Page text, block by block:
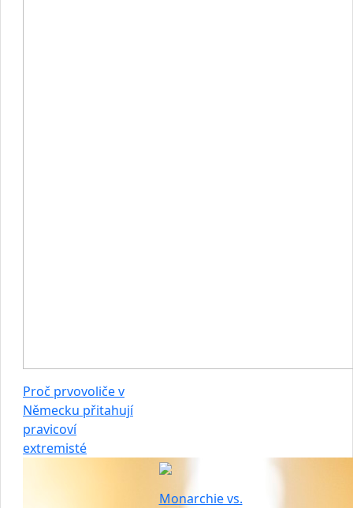
Proč prvovoliče v
Německu přitahují
pravicoví
extremisté
Monarchie vs.